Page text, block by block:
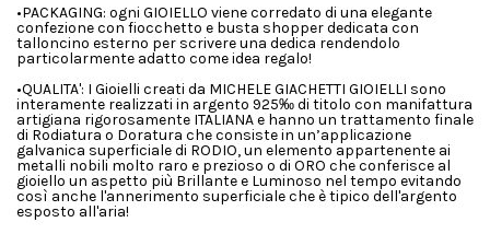
•PACKAGING: ogni GIOIELLO viene corredato di una elegante
confezione con fiocchetto e busta shopper dedicata con
talloncino esterno per scrivere una dedica rendendolo
particolarmente adatto come idea regalo!
•QUALITA': I Gioielli creati da MICHELE GIACHETTI GIOIELLI sono
interamente realizzati in argento 925‰ di titolo con manifattura
artigiana rigorosamente ITALIANA e hanno un trattamento finale
di Rodiatura o Doratura che consiste in un’applicazione
galvanica superficiale di RODIO, un elemento appartenente ai
metalli nobili molto raro e prezioso o di ORO che conferisce al
gioiello un aspetto più Brillante e Luminoso nel tempo evitando
così anche l'annerimento superficiale che è tipico dell'argento
esposto all'aria!